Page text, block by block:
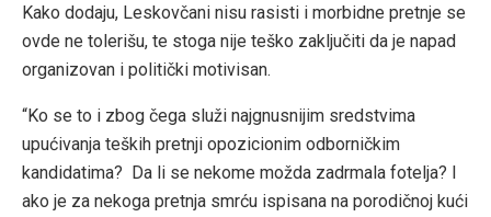
Kako dodaju, Leskovčani nisu rasisti i morbidne pretnje se
ovde ne tolerišu, te stoga nije teško zaključiti da je napad
organizovan i politički motivisan.
“Ko se to i zbog čega služi najgnusnijim sredstvima
upućivanja teških pretnji opozicionim odborničkim
kandidatima? Da li se nekome možda zadrmala fotelja? I
ako je za nekoga pretnja smrću ispisana na porodičnoj kući